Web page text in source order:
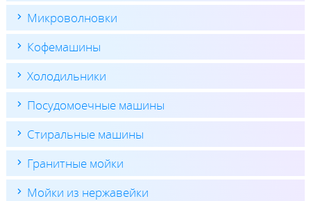
Микроволновки
Кофемашины
Холодильники
Посудомоечные машины
Стиральные машины
Гранитные мойки
Мойки из нержавейки